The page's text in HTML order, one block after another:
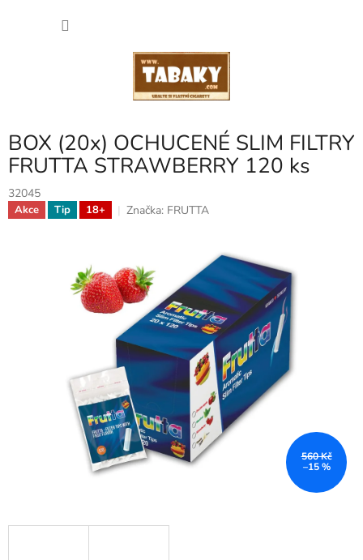
BOX (20x) OCHUCENÉ SLIM FILTRY
FRUTTA STRAWBERRY 120 ks
32045
Akce Tip 18+ Značka: FRUTTA
560 Kč
–15 %